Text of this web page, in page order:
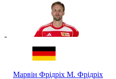
-
Марвін Фрідріх М. Фрідріх